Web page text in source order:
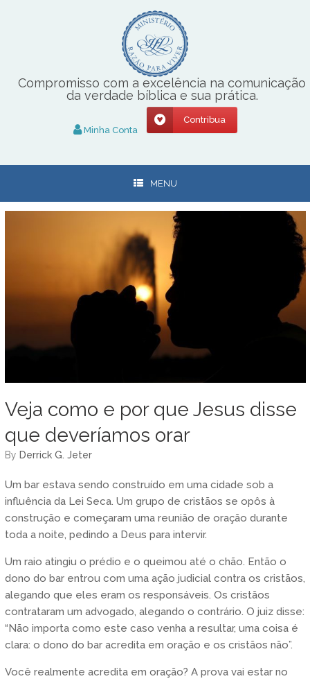
Compromisso com a excelência na comunicação
da verdade bíblica e sua prática.
Minha Conta
Contribua
MENU
Veja como e por que Jesus disse
que deveríamos orar
by Derrick G. Jeter
Um bar estava sendo construído em uma cidade sob a
influência da Lei Seca. Um grupo de cristãos se opôs à
construção e começaram uma reunião de oração durante
toda a noite, pedindo a Deus para intervir.
Um raio atingiu o prédio e o queimou até o chão. Então o
dono do bar entrou com uma ação judicial contra os cristãos,
alegando que eles eram os responsáveis. Os cristãos
contrataram um advogado, alegando o contrário. O juiz disse:
“Não importa como este caso venha a resultar, uma coisa é
clara: o dono do bar acredita em oração e os cristãos não”.
Você realmente acredita em oração? A prova vai estar no